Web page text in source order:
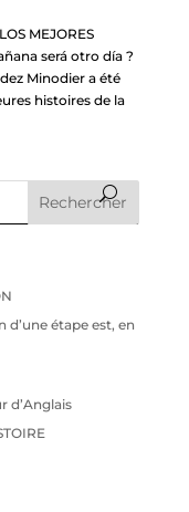
MEJORES
será otro día ?
Minodier a été
histoires de la
d’une étape est, en
d’Anglais